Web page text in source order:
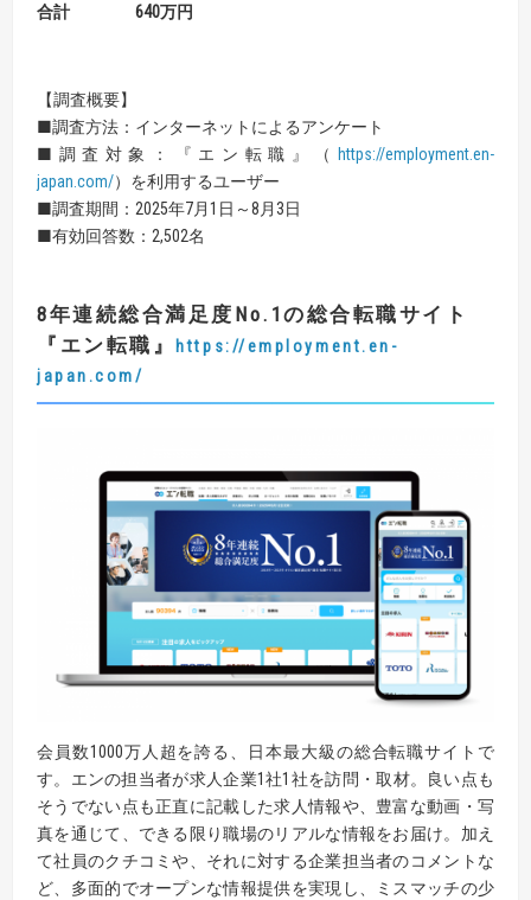
合計
640万円
【調査概要】
■調査方法：インターネットによるアンケート
■調査対象：『エン転職』（
https://employment.en-
japan.com/）を利用するユーザー
■調査期間：2025年7月1日～8月3日
■有効回答数：2,502名
8年連続総合満足度 No.1の総合転職サイト
『エン転職』https://employment.en-
japan.com/
会員数1000万人超を誇る、日本最大級の総合転職サイトで
す。エンの担当者が求人企業1社1社を訪問・取材。良い点も
そうでない点も正直に記載した求人情報や、豊富な動画・写
真を通じて、できる限り職場のリアルな情報をお届け。加え
て社員のクチコミや、それに対する企業担当者のコメントな
ど、多面的でオープンな情報提供を実現し、ミスマッチの少